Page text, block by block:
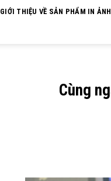
GIỚI THIỆU VỀ SẢN PHẨM IN
Cùng